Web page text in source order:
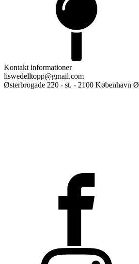
Kontakt informationer
liswedelltopp@gmail.com
Østerbrogade 220 - st. - 2100 København Ø